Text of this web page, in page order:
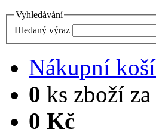
Vyhledávání
Hledaný výraz
Nákupní
0 ks zboží za
0 Kč